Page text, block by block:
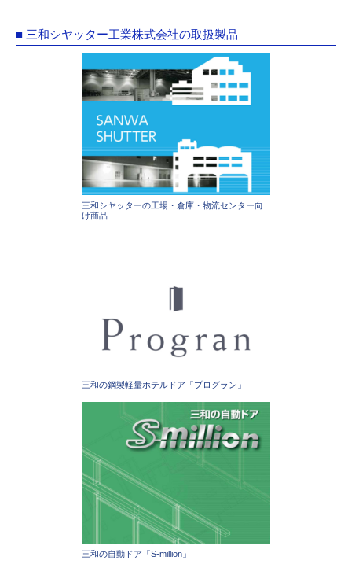
■ 三和シヤッター工業株式会社の取扱製品
三和シヤッターの工場・倉庫・物流センター向
け商品
三和の鋼製軽量ホテルドア「プログラン」
三和の自動ドア「S-million」